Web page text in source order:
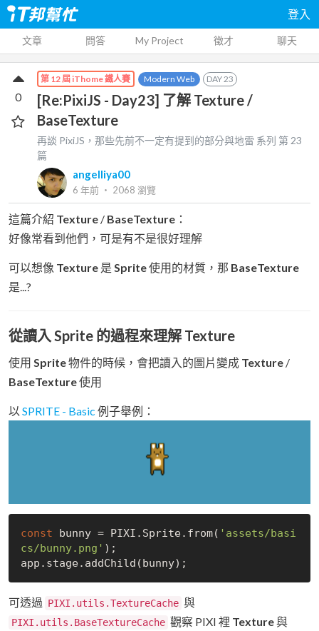
登入
文章 問答 My Project 徵才 聊天
第 12 屆 iThome 鐵人賽 Modern Web DAY23
[Re:PixiJS - Day23] 了解 Texture /
BaseTexture
再談 PixiJS，那些先前不一定有提到的部分與地雷 系列 第23
篇
angelliya00
6 年前 ‧ 2068 瀏覽
0
這篇介紹 Texture / BaseTexture ：
好像常看到他們，可是有不是很好理解
可以想像 Texture 是 Sprite使用的材質，那 BaseTexture
是...?
從讀入 Sprite 的過程來理解 Texture
使用 Sprite物件的時候，會把讀入的圖片變成 Texture /
BaseTexture使用
以 SPRITE - Basic 例子舉例：
const bunny = PIXI.Sprite.from( 'assets/basi
cs/bunny.png' );
可透過 PIXI.utils.TextureCache 與
PIXI.utils.BaseTextureCache 觀察 PIXI 裡 Texture與